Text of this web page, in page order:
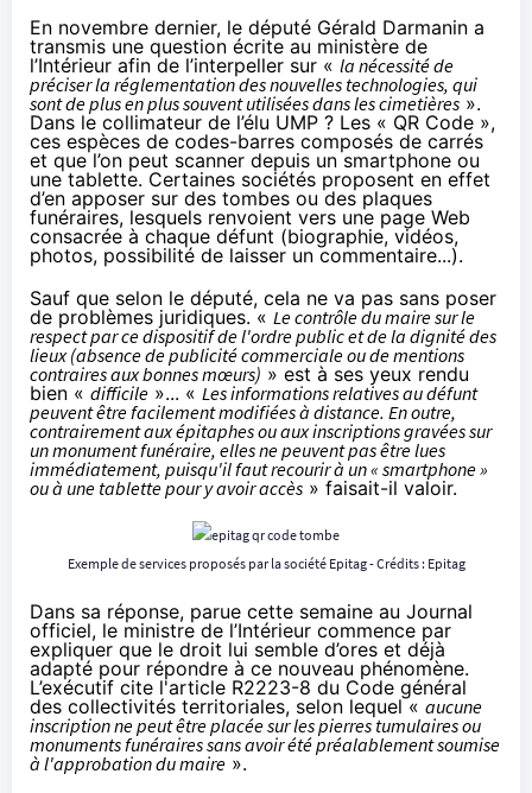
En novembre dernier, le député Gérald Darmanin a
transmis une question écrite au ministère de
l’Intérieur afin de l’interpeller sur « la nécessité de
préciser la réglementation des nouvelles technologies, qui
sont de plus en plus souvent utilisées dans les cimetières ».
Dans le collimateur de l’élu UMP ? Les « QR Code »,
ces espèces de codes-barres composés de carrés
et que l’on peut scanner depuis un smartphone ou
une tablette. Certaines sociétés proposent en effet
d’en apposer sur des tombes ou des plaques
funéraires, lesquels renvoient vers une page Web
consacrée à chaque défunt (biographie, vidéos,
photos, possibilité de laisser un commentaire...).
Sauf que selon le député, cela ne va pas sans poser
de problèmes juridiques. « Le contrôle du maire sur le
respect par ce dispositif de l'ordre public et de la dignité des
lieux (absence de publicité commerciale ou de mentions
contraires aux bonnes mœurs) » est à ses yeux rendu
bien « difficile »... « Les informations relatives au défunt
peuvent être facilement modifiées à distance. En outre,
contrairement aux épitaphes ou aux inscriptions gravées sur
un monument funéraire, elles ne peuvent pas être lues
immédiatement, puisqu'il faut recourir à un « smartphone »
ou à une tablette pour y avoir accès » faisait-il valoir.
Exemple de services proposés par la société Epitag - Crédits : Epitag
Dans sa réponse, parue cette semaine au Journal
officiel, le ministre de l’Intérieur commence par
expliquer que le droit lui semble d’ores et déjà
adapté pour répondre à ce nouveau phénomène.
L’exécutif cite l'article R2223-8 du Code général
des collectivités territoriales, selon lequel « aucune
inscription ne peut être placée sur les pierres tumulaires ou
monuments funéraires sans avoir été préalablement soumise
à l'approbation du maire ».